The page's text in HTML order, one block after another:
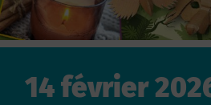
14 février